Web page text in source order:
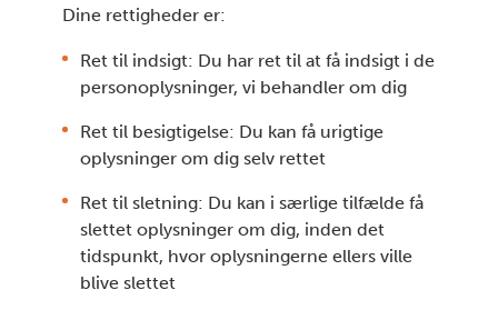
Dine rettigheder er:
Ret til indsigt: Du har ret til at få indsigt i de
personoplysninger, vi behandler om dig
Ret til besigtigelse: Du kan få urigtige
oplysninger om dig selv rettet
Ret til sletning: Du kan i særlige tilfælde få
slettet oplysninger om dig, inden det
tidspunkt, hvor oplysningerne ellers ville
blive slettet